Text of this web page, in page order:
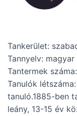
Tankerület:
Tannyelv: magyar
Tantermek
Tanulók
tanuló.1885-ben
leány, 13-15 év